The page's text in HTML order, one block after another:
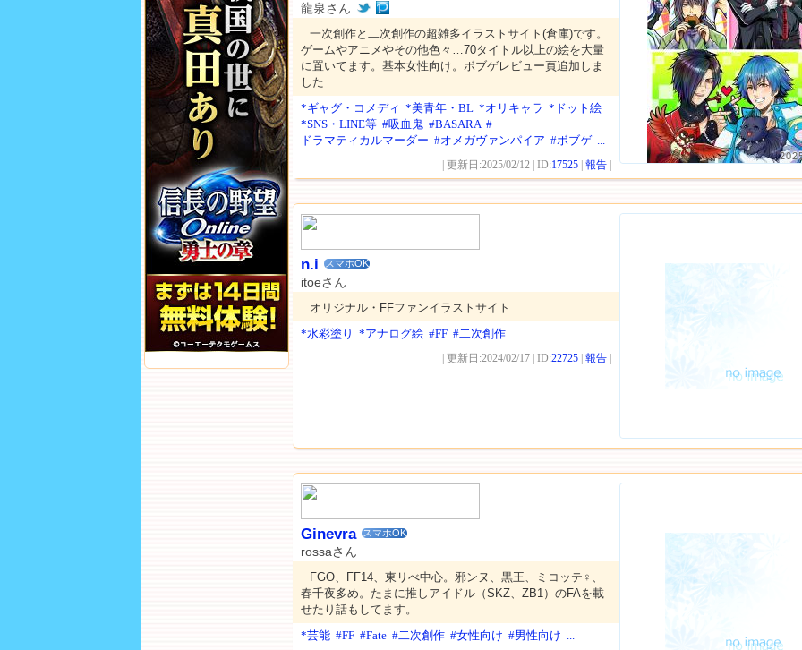
龍泉さん
一次創作と二次創作の超雑多イラストサイト(倉庫)です。
ゲームやアニメやその他色々…70タイトル以上の絵を大量
に置いてます。基本女性向け。ボブゲレビュー頁追加しま
した
*ギャグ・コメディ *美青年・BL *オリキャラ *ドット絵
*SNS・LINE等 #吸血鬼 #BASARA #
ドラマティカルマーダー #オメガヴァンパイア #ボブゲ ...
| 更新日:2025/02/12 | ID:17525 報告
n.i スマホOK
itoeさん
オリジナル・FFファンイラストサイト
*水彩塗り *アナログ絵 #FF #二次創作
| 更新日:2024/02/17 | ID:22725 報告
Ginevra スマホOK
rossaさん
FGO、FF14、東リべ中心。邪ンヌ、黒王、ミコッテ♀、
春千夜多め。たまに推しアイドル（SKZ、ZB1）のFAを載
せたり話もしてます。
*芸能 #FF #Fate #二次創作 #女性向け #男性向け ...